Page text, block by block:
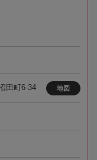
田町6-34 地図